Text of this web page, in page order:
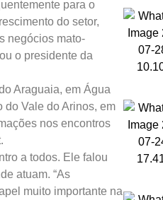
para o
do setor,
negócios mato-
o presidente da
Araguaia, em Água
do Vale do Arinos, em
nos encontros
a todos. Ele falou
atuam. “As
muito importante na